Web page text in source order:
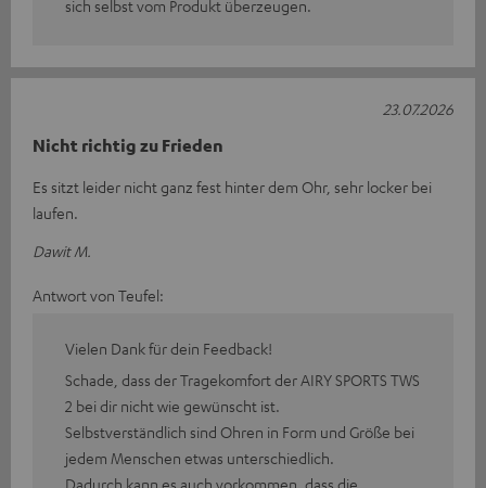
sich selbst vom Produkt überzeugen.
Nicht richtig zu Frieden
Es sitzt leider nicht ganz fest hinter dem Ohr, sehr locker bei
laufen.
Dawit M.
23.07.2026
Antwort von Teufel:
Vielen Dank für dein Feedback!
Schade, dass der Tragekomfort der AIRY SPORTS TWS
2 bei dir nicht wie gewünscht ist.
Selbstverständlich sind Ohren in Form und Größe bei
jedem Menschen etwas unterschiedlich.
Dadurch kann es auch vorkommen, dass die